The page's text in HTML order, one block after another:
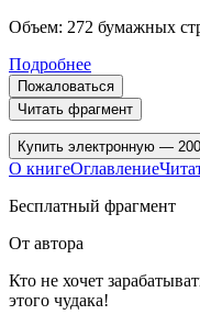
Объем: 272 бумажных
Подробнее
Пожаловаться
Читать фрагмент
Купить электронную —
О книгеОглавление
Бесплатный фрагмент
От автора
Кто не хочет
этого чудака!